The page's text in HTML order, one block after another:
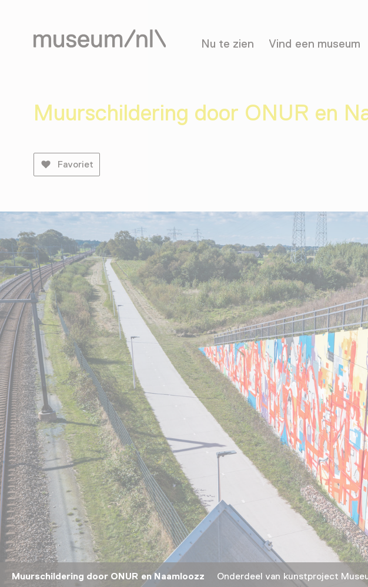
Nu te zien Vind een museum
Muurschildering door ONUR en
Favoriet
Muurschildering door ONUR en Naamloozz Onderdeel van kunstproject